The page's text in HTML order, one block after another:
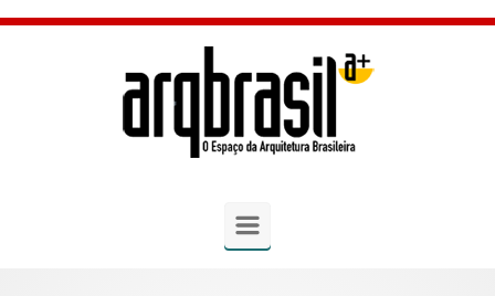
Skip to main content